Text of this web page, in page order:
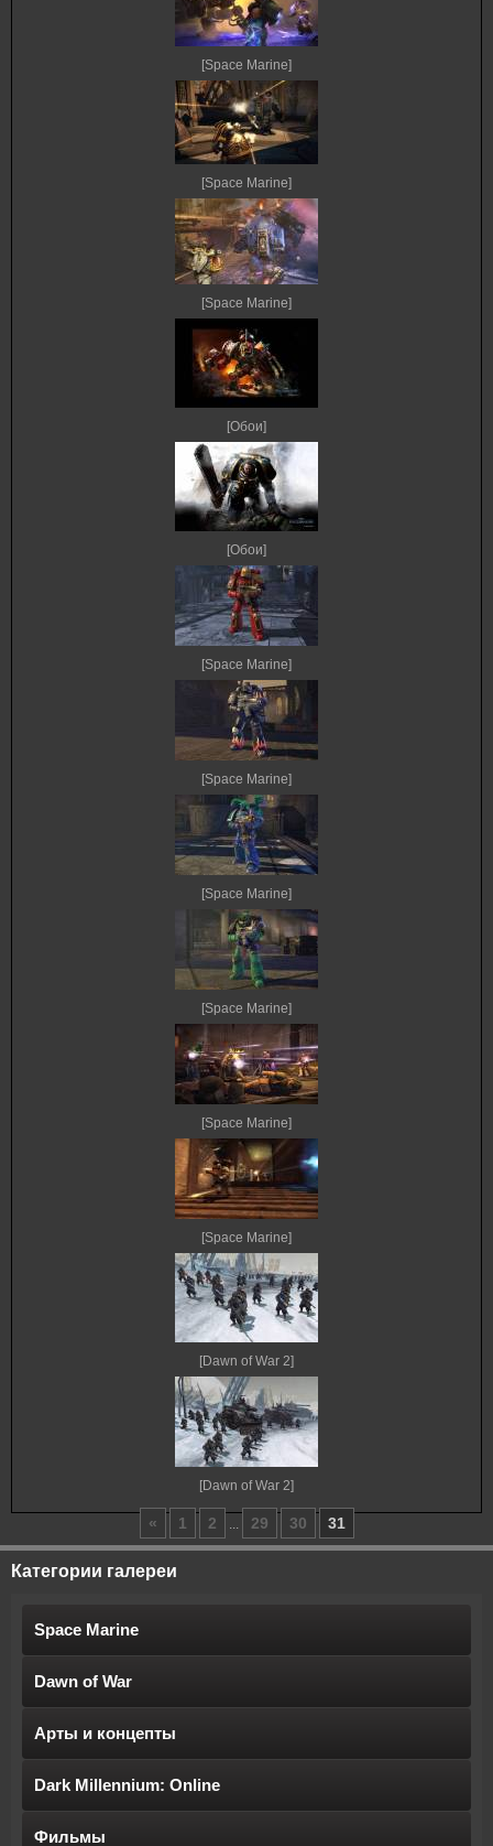
[Space Marine]
[Space Marine]
[Space Marine]
[Обои]
[Обои]
[Space Marine]
[Space Marine]
[Space Marine]
[Space Marine]
[Space Marine]
[Space Marine]
[Dawn of War 2]
[Dawn of War 2]
« 1 2 ... 29 30 31
Категории галереи
Space Marine
Dawn of War
Арты и концепты
Dark Millennium: Online
Фильмы